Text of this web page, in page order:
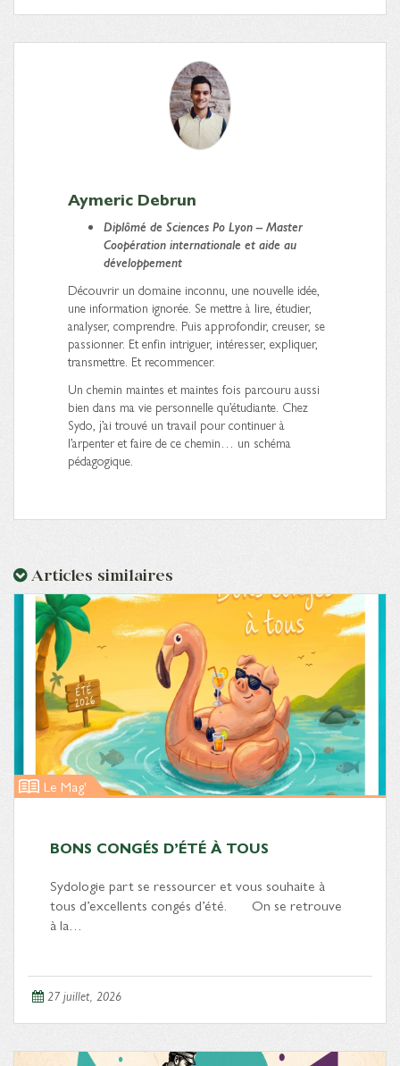
Aymeric Debrun
Diplômé de Sciences Po Lyon – Master
Coopération internationale et aide au
développement
Découvrir un domaine inconnu, une nouvelle idée,
une information ignorée. Se mettre à lire, étudier,
analyser, comprendre. Puis approfondir, creuser, se
passionner. Et enfin intriguer, intéresser, expliquer,
transmettre. Et recommencer.
Un chemin maintes et maintes fois parcouru aussi
bien dans ma vie personnelle qu’étudiante. Chez
Sydo, j’ai trouvé un travail pour continuer à
l’arpenter et faire de ce chemin… un schéma
pédagogique.
Articles similaires
Le Mag'
BONS CONGÉS D’ÉTÉ À TOUS
Sydologie part se ressourcer et vous souhaite à
tous d’excellents congés d’été. On se retrouve
à la…
27 juillet, 2026